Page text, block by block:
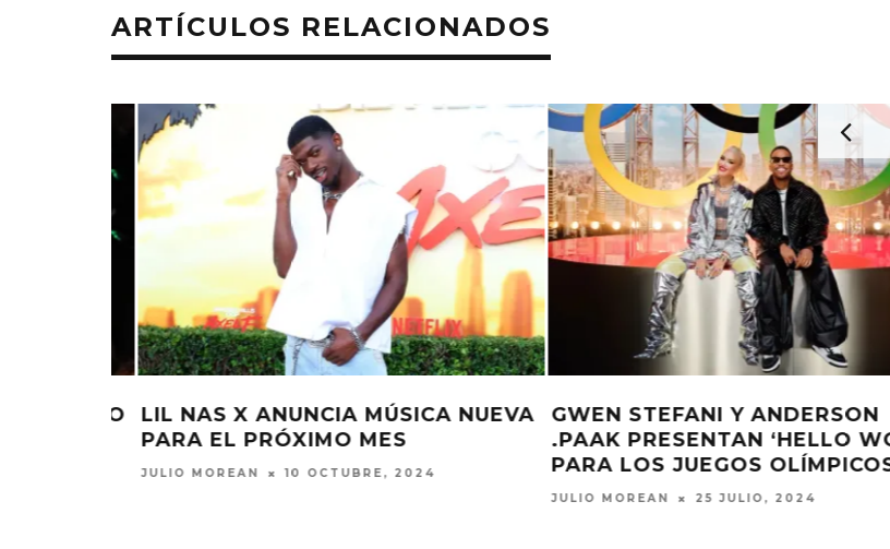
ARTÍCULOS RELACIONADOS
GWEN STEFANI Y ANDERSON
.PAAK PRESENTAN ‘HELLO WORLD’
PARA LOS JUEGOS OLÍMPICOS
BLXST ANUNCIA ÁLBUM Y LANZA
TEMA CON ANDERSON .PAAK
JULIO MOREAN 28 JUNIO, 2024